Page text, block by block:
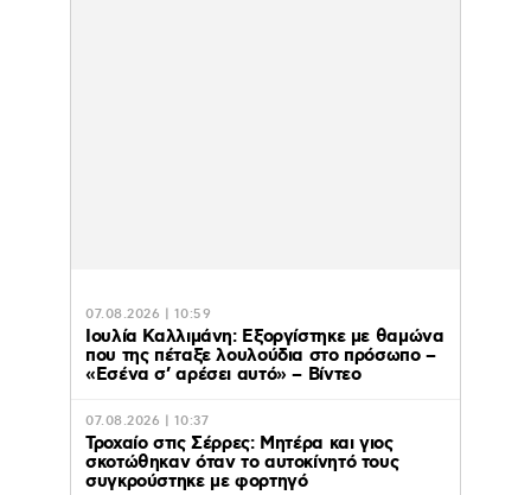
07.08.2026 | 10:59
Ιουλία Καλλιμάνη: Εξοργίστηκε με θαμώνα
που της πέταξε λουλούδια στο πρόσωπο –
«Εσένα σ’ αρέσει αυτό» – Βίντεο
07.08.2026 | 10:37
Τροχαίο στις Σέρρες: Μητέρα και γιος
σκοτώθηκαν όταν το αυτοκίνητό τους
συγκρούστηκε με φορτηγό